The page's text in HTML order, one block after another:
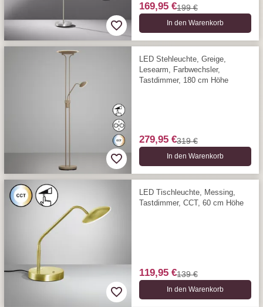
169,95 €199 €
In den Warenkorb
LED Stehleuchte, Greige,
Lesearm, Farbwechsler,
Tastdimmer, 180 cm Höhe
279,95 €319 €
In den Warenkorb
LED Tischleuchte, Messing,
Tastdimmer, CCT, 60 cm Höhe
119,95 €139 €
In den Warenkorb